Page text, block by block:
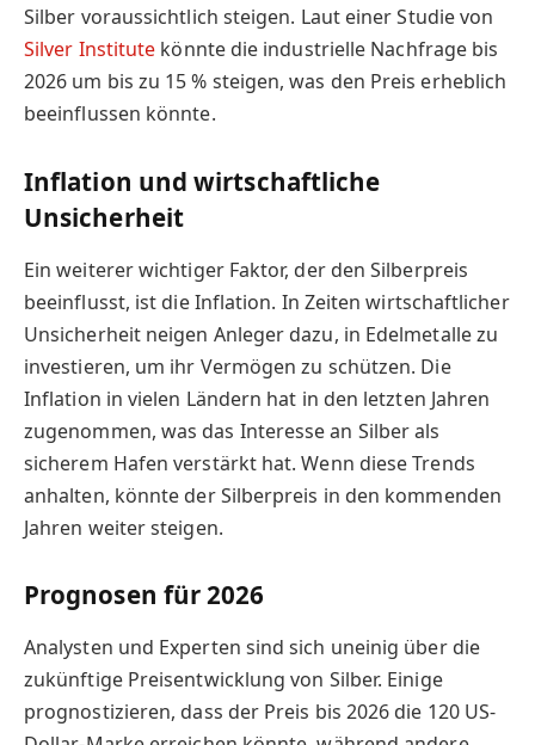
Silber voraussichtlich steigen. Laut einer Studie von
Silver Institute könnte die industrielle Nachfrage bis
2026 um bis zu 15 % steigen, was den Preis erheblich
beeinflussen könnte.
Inflation und wirtschaftliche
Unsicherheit
Ein weiterer wichtiger Faktor, der den Silberpreis
beeinflusst, ist die Inflation. In Zeiten wirtschaftlicher
Unsicherheit neigen Anleger dazu, in Edelmetalle zu
investieren, um ihr Vermögen zu schützen. Die
Inflation in vielen Ländern hat in den letzten Jahren
zugenommen, was das Interesse an Silber als
sicherem Hafen verstärkt hat. Wenn diese Trends
anhalten, könnte der Silberpreis in den kommenden
Jahren weiter steigen.
Prognosen für 2026
Analysten und Experten sind sich uneinig über die
zukünftige Preisentwicklung von Silber. Einige
prognostizieren, dass der Preis bis 2026 die 120 US-